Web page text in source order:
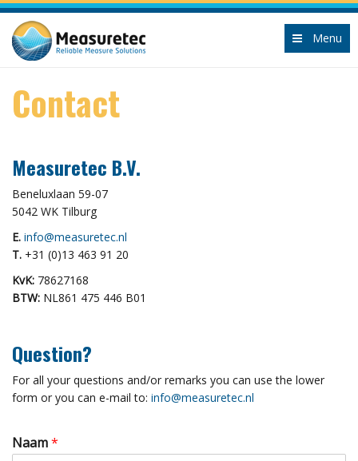
Menu
Contact
Measuretec B.V.
Beneluxlaan 59-07
5042 WK Tilburg
E. info@measuretec.nl
T. +31 (0)13 463 91 20
KvK: 78627168
BTW: NL861 475 446 B01
Question?
For all your questions and/or remarks you can use the lower
form or you can e-mail to: info@measuretec.nl
Naam*